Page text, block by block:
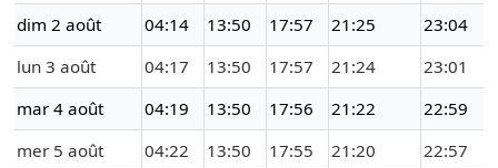
dim 2 août
04:14 13:50 17:57 21:25
23:04
lun 3 août
04:17 13:50 17:57 21:24
23:01
mar 4 août
04:19 13:50 17:56 21:22
22:59
mer 5 août
04:22 13:50 17:55 21:20
22:57